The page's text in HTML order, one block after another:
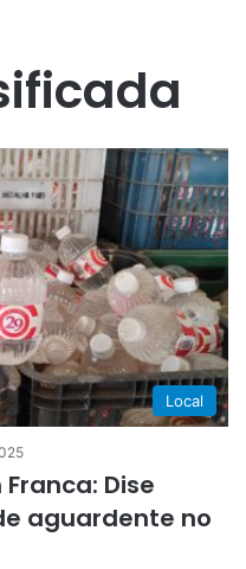
Local
Dise
aguardente no